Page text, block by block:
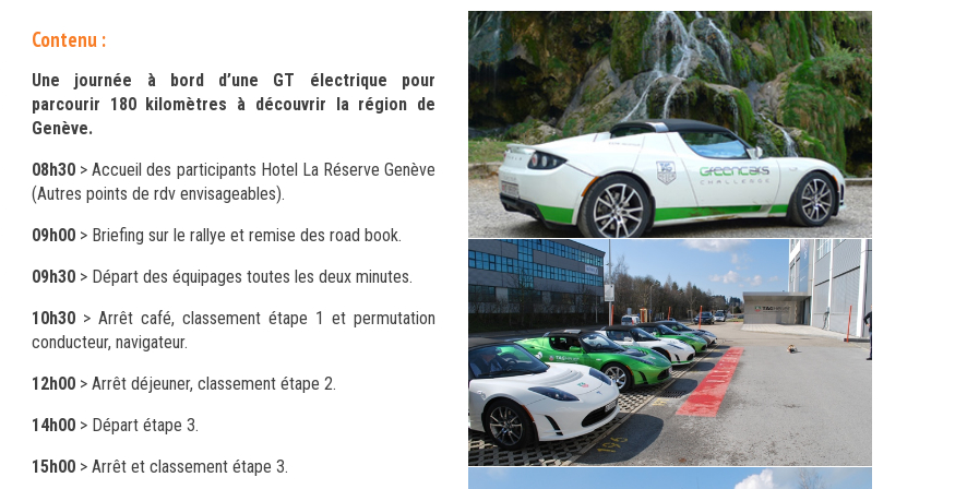
Contenu :
Une journée à bord d’une GT électrique pour
parcourir 180 kilomètres à découvrir la région de
Genève.
08h30 > Accueil des participants Hotel La Réserve Genève
(Autres points de rdv envisageables).
09h00 > Briefing sur le rallye et remise des road book.
09h30 > Départ des équipages toutes les deux minutes.
10h30 > Arrêt café, classement étape 1 et permutation
conducteur, navigateur.
12h00 > Arrêt déjeuner, classement étape 2.
14h00 > Départ étape 3.
15h00 > Arrêt et classement étape 3.